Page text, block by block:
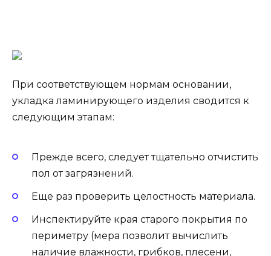
При соответствующем нормам основании,
укладка ламинирующего изделия сводится к
следующим этапам:
Прежде всего, следует тщательно отчистить
пол от загрязнений.
Еще раз проверить целостность материала.
Инспектируйте края старого покрытия по
периметру (мера позволит вычислить
наличие влажности, грибков, плесени,